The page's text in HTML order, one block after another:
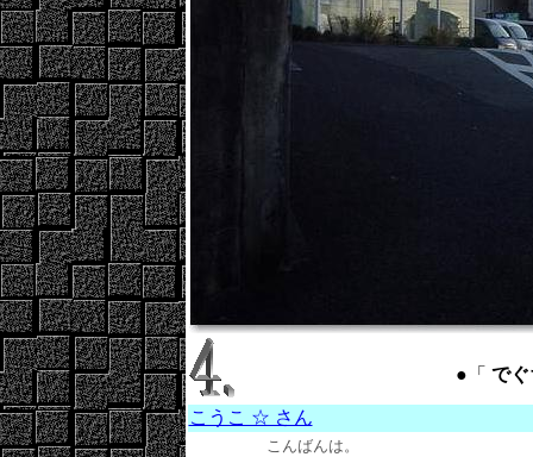
●「 でぐ
こうこ ☆ さん
こんばんは。